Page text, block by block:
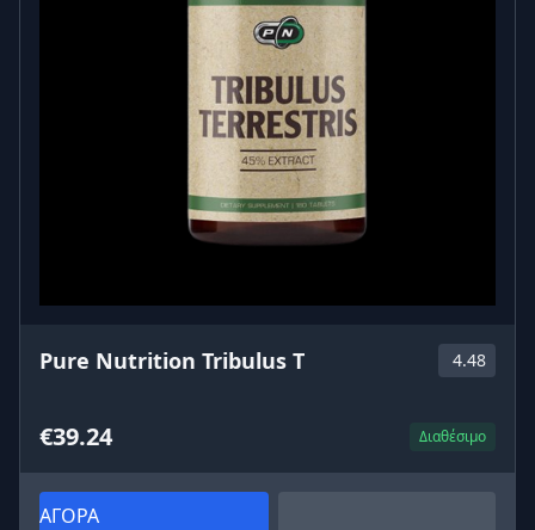
Pure Nutrition Tribulus T 4.48
€39.24 Διαθέσιμο
ΑΓΟΡΑ